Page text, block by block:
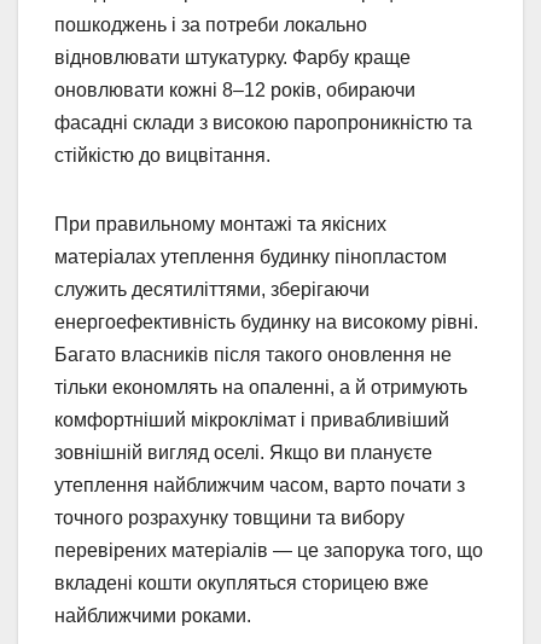
пошкоджень і за потреби локально
відновлювати штукатурку. Фарбу краще
оновлювати кожні 8–12 років, обираючи
фасадні склади з високою паропроникністю та
стійкістю до вицвітання.
При правильному монтажі та якісних
матеріалах утеплення будинку пінопластом
служить десятиліттями, зберігаючи
енергоефективність будинку на високому рівні.
Багато власників після такого оновлення не
тільки економлять на опаленні, а й отримують
комфортніший мікроклімат і привабливіший
зовнішній вигляд оселі. Якщо ви плануєте
утеплення найближчим часом, варто почати з
точного розрахунку товщини та вибору
перевірених матеріалів — це запорука того, що
вкладені кошти окупляться сторицею вже
найближчими роками.